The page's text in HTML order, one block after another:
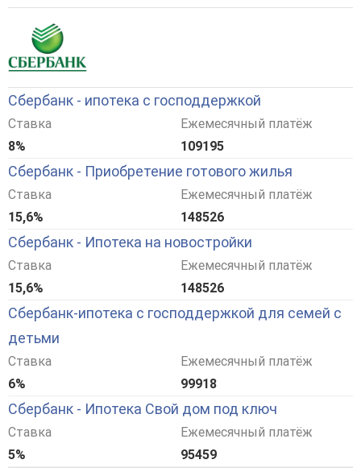
Сбербанк - ипотека с господдержкой
Ставка
8%
Ежемесячный платёж
109195
Сбербанк - Приобретение готового жилья
Ставка
15,6%
Ежемесячный платёж
148526
Сбербанк - Ипотека на новостройки
Ставка
15,6%
Ежемесячный платёж
148526
Сбербанк-ипотека с господдержкой для семей с
детьми
Ставка
6%
Ежемесячный платёж
99918
Сбербанк - Ипотека Свой дом под ключ
Ставка
5%
Ежемесячный платёж
95459